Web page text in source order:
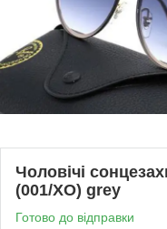
Чоловічі
(001/XO) grey
Готово до відправки